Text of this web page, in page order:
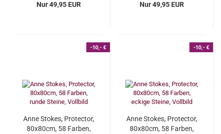
Nur 49,95 EUR Nur 49,95 EUR
-10,- €
Anne Stokes, Protector,
80x80cm, 58 Farben,
-10,- €
Anne Stokes, Protector,
80x80cm, 58 Farben,